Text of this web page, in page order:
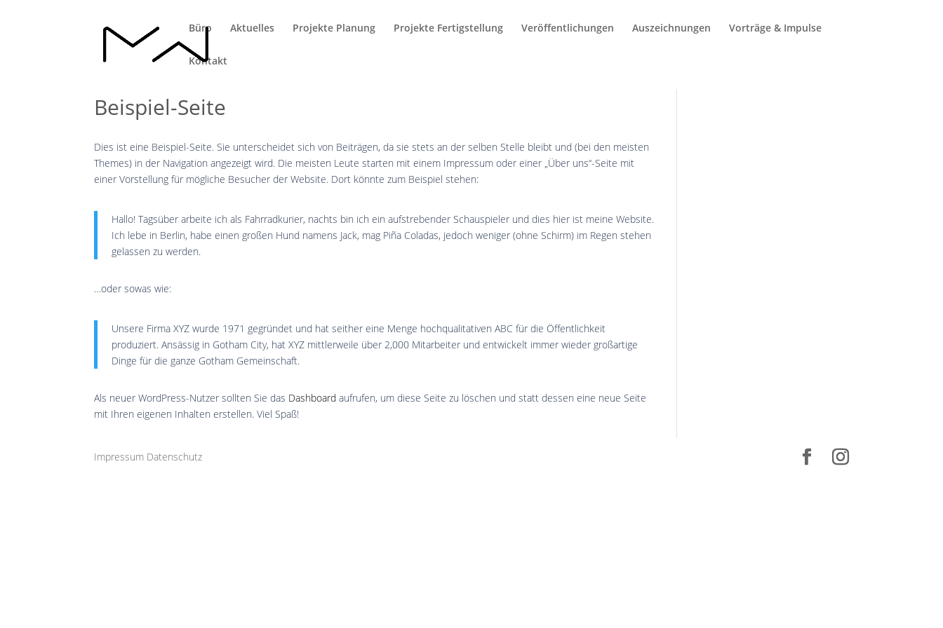
Büro Aktuelles Projekte Planung Projekte Fertigstellung Veröffentlichungen Auszeichnungen Vorträge & Impulse
Kontakt
Beispiel-Seite
Dies ist eine Beispiel-Seite. Sie unterscheidet sich von Beiträgen, da sie stets an der selben Stelle bleibt und (bei den meisten
Themes) in der Navigation angezeigt wird. Die meisten Leute starten mit einem Impressum oder einer „Über uns“-Seite mit
einer Vorstellung für mögliche Besucher der Website. Dort könnte zum Beispiel stehen:
Hallo! Tagsüber arbeite ich als Fahrradkurier, nachts bin ich ein aufstrebender Schauspieler und dies hier ist meine Website.
Ich lebe in Berlin, habe einen großen Hund namens Jack, mag Piña Coladas, jedoch weniger (ohne Schirm) im Regen stehen
gelassen zu werden.
…oder sowas wie:
Unsere Firma XYZ wurde 1971 gegründet und hat seither eine Menge hochqualitativen ABC für die Öffentlichkeit
produziert. Ansässig in Gotham City, hat XYZ mittlerweile über 2,000 Mitarbeiter und entwickelt immer wieder großartige
Dinge für die ganze Gotham Gemeinschaft.
Als neuer WordPress-Nutzer sollten Sie das Dashboard aufrufen, um diese Seite zu löschen und statt dessen eine neue Seite
mit Ihren eigenen Inhalten erstellen. Viel Spaß!
Impressum Datenschutz